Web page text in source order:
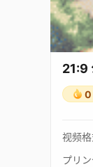
21:9
0
视频